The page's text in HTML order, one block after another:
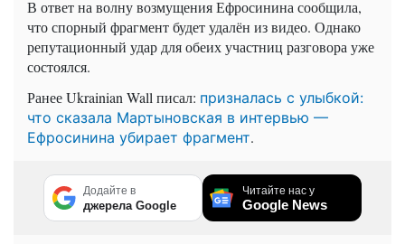
В ответ на волну возмущения Ефросинина сообщила,
что спорный фрагмент будет удалён из видео. Однако
репутационный удар для обеих участниц разговора уже
состоялся.
Ранее Ukrainian Wall писал: призналась с улыбкой:
что сказала Мартыновская в интервью —
Ефросинина убирает фрагмент.
Додайте в
джерела Google
Читайте нас у
Google News